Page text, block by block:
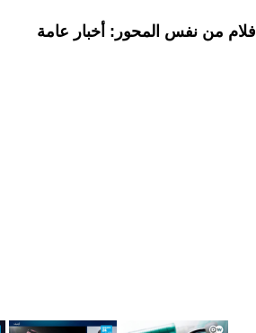
افلام من نفس المحور: أخبار عامة